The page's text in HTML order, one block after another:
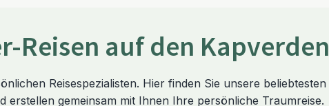
Reisen auf den Kapverden
Reisespezialisten. Hier finden Sie unsere beliebtesten
erstellen gemeinsam mit Ihnen Ihre persönliche Traumreise.